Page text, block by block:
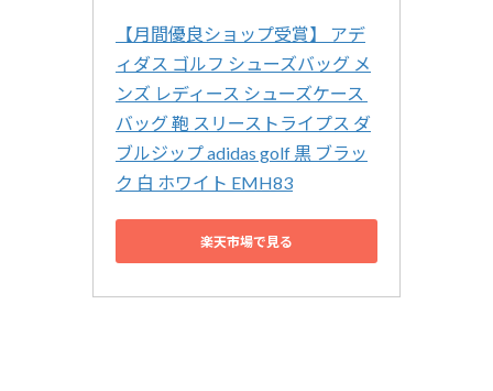
【月間優良ショップ受賞】 アデ
ィダス ゴルフ シューズバッグ メ
ンズ レディース シューズケース
バッグ 鞄 スリーストライプス ダ
ブルジップ adidas golf 黒 ブラッ
ク 白 ホワイト EMH83
楽天市場で見る